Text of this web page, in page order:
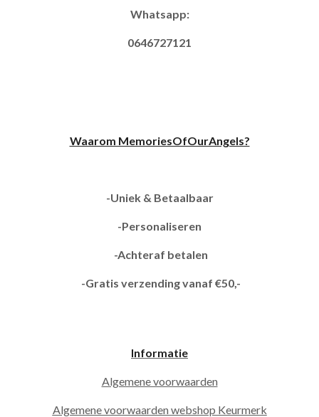
Whatsapp:
0646727121
Waarom MemoriesOfOurAngels?
-Uniek & Betaalbaar
-Personaliseren
-Achteraf betalen
-Gratis verzending vanaf €50,-
Informatie
Algemene voorwaarden
Algemene voorwaarden webshop Keurmerk